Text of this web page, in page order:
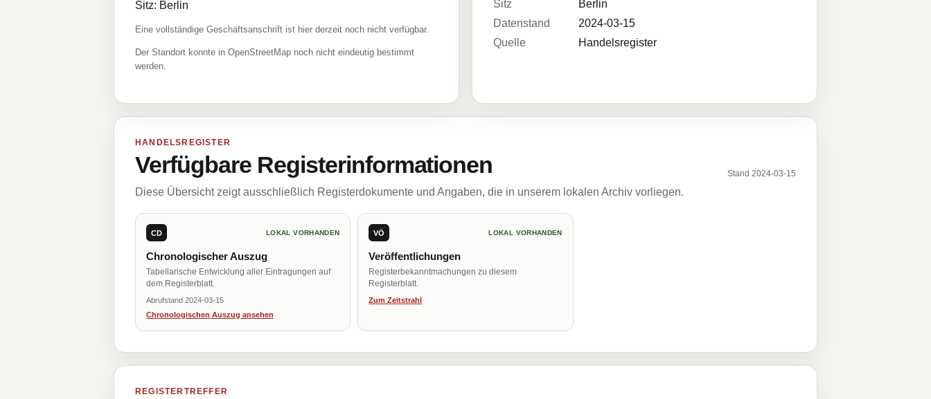
Sitz: Berlin
Eine vollständige Geschäftsanschrift ist hier derzeit noch nicht verfügbar.
Der Standort konnte in OpenStreetMap noch nicht eindeutig bestimmt
werden.
Sitz
Berlin
Datenstand
2024-03-15
Quelle
Handelsregister
HANDELSREGISTER
Verfügbare Registerinformationen Stand 2024-03-15
Diese Übersicht zeigt ausschließlich Registerdokumente und Angaben, die in unserem lokalen Archiv vorliegen.
CD LOKAL VORHANDEN
Chronologischer Auszug
Tabellarische Entwicklung aller Eintragungen auf
dem Registerblatt.
Abrufstand 2024-03-15
Chronologischen Auszug ansehen
VÖ LOKAL VORHANDEN
Veröffentlichungen
Registerbekanntmachungen zu diesem
Registerblatt.
Zum Zeitstrahl
REGISTERTREFFER